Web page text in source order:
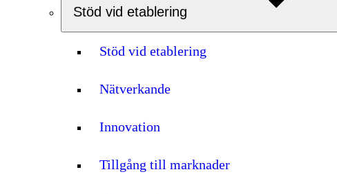
Stöd vid etablering
Stöd vid etablering
Nätverkande
Innovation
Tillgång till marknader